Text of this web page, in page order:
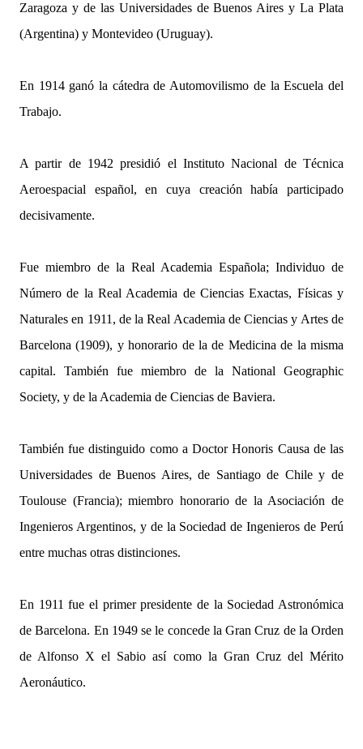
Zaragoza y de las Universidades de Buenos Aires y La Plata
(Argentina) y Montevideo (Uruguay).
En 1914 ganó la cátedra de Automovilismo de la Escuela del
Trabajo.
A partir de 1942 presidió el Instituto Nacional de Técnica
Aeroespacial español, en cuya creación había participado
decisivamente.
Fue miembro de la Real Academia Española; Individuo de
Número de la Real Academia de Ciencias Exactas, Físicas y
Naturales en 1911, de la Real Academia de Ciencias y Artes de
Barcelona (1909), y honorario de la de Medicina de la misma
capital. También fue miembro de la National Geographic
Society, y de la Academia de Ciencias de Baviera.
También fue distinguido como a Doctor Honoris Causa de las
Universidades de Buenos Aires, de Santiago de Chile y de
Toulouse (Francia); miembro honorario de la Asociación de
Ingenieros Argentinos, y de la Sociedad de Ingenieros de Perú
entre muchas otras distinciones.
En 1911 fue el primer presidente de la Sociedad Astronómica
de Barcelona. En 1949 se le concede la Gran Cruz de la Orden
de Alfonso X el Sabio así como la Gran Cruz del Mérito
Aeronáutico.